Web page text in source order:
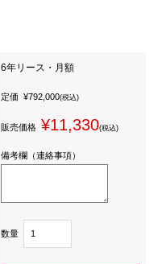
6年リース・月額
定価 ¥792,000(税込)
販売価格 ¥11,330(税込)
備考欄（連絡事項）
数量